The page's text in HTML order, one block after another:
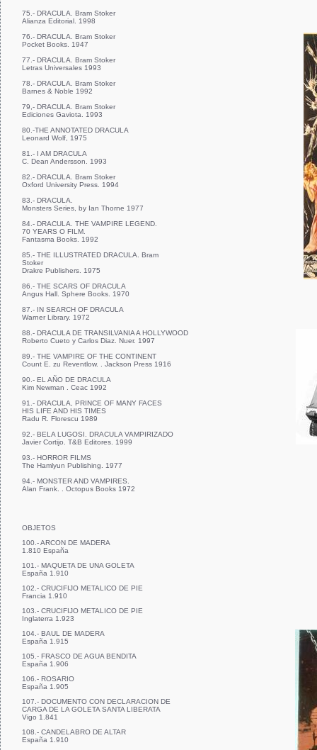
75.- DRACULA. Bram Stoker
Alianza Editorial. 1998
76.- DRACULA. Bram Stoker
Pocket Books. 1947
77.- DRACULA. Bram Stoker
Letras Universales 1993
78.- DRACULA. Bram Stoker
Barnes & Noble 1992
79,- DRACULA. Bram Stoker
Ediciones Gaviota. 1993
80.-THE ANNOTATED DRACULA
Leonard Wolf, 1975
81.- I AM DRACULA
C. Dean Andersson. 1993
82.- DRACULA. Bram Stoker
Oxford University Press. 1994
83.- DRACULA.
Monsters Series, by Ian Thorne 1977
84.- DRACULA. THE VAMPIRE LEGEND.
70 YEARS O FILM.
Fantasma Books. 1992
85.- THE ILLUSTRATED DRACULA. Bram
Stoker
Drakre Publishers. 1975
86.- THE SCARS OF DRACULA
Angus Hall. Sphere Books. 1970
87.- IN SEARCH OF DRACULA
Warner Library. 1972
88.- DRACULA DE TRANSILVANIA A HOLLYWOOD
Roberto Cueto y Carlos Diaz. Nuer. 1997
89.- THE VAMPIRE OF THE CONTINENT
Count E. zu Reventlow. . Jackson Press 1916
90.- EL AÑO DE DRACULA
Kim Newman . Ceac 1992
91.- DRACULA, PRINCE OF MANY FACES
HIS LIFE AND HIS TIMES
Radu R. Florescu 1989
92.- BELA LUGOSI. DRACULA VAMPIRIZADO
Javier Cortijo. T&B Editores. 1999
93.- HORROR FILMS
The Hamlyun Publishing. 1977
94.- MONSTER AND VAMPIRES.
Alan Frank. . Octopus Books 1972
OBJETOS
100.- ARCON DE MADERA
1.810 España
101.- MAQUETA DE UNA GOLETA
España 1.910
102.- CRUCIFIJO METALICO DE PIE
Francia 1.910
103.- CRUCIFIJO METALICO DE PIE
Inglaterra 1.923
104.- BAUL DE MADERA
España 1.915
105.- FRASCO DE AGUA BENDITA
España 1.906
106.- ROSARIO
España 1.905
107.- DOCUMENTO CON DECLARACION DE
CARGA DE LA GOLETA SANTA LIBERATA
Vigo 1.841
108.- CANDELABRO DE ALTAR
España 1.910